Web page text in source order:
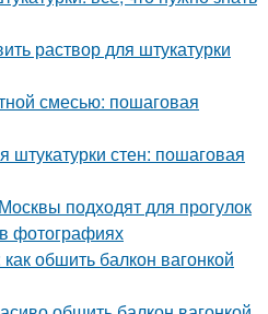
раствор для штукатурки
смесью: пошаговая
штукатурки стен: пошаговая
подходят для прогулок
фотографиях
обшить балкон вагонкой